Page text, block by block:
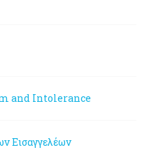
and Intolerance
Εισαγγελέων